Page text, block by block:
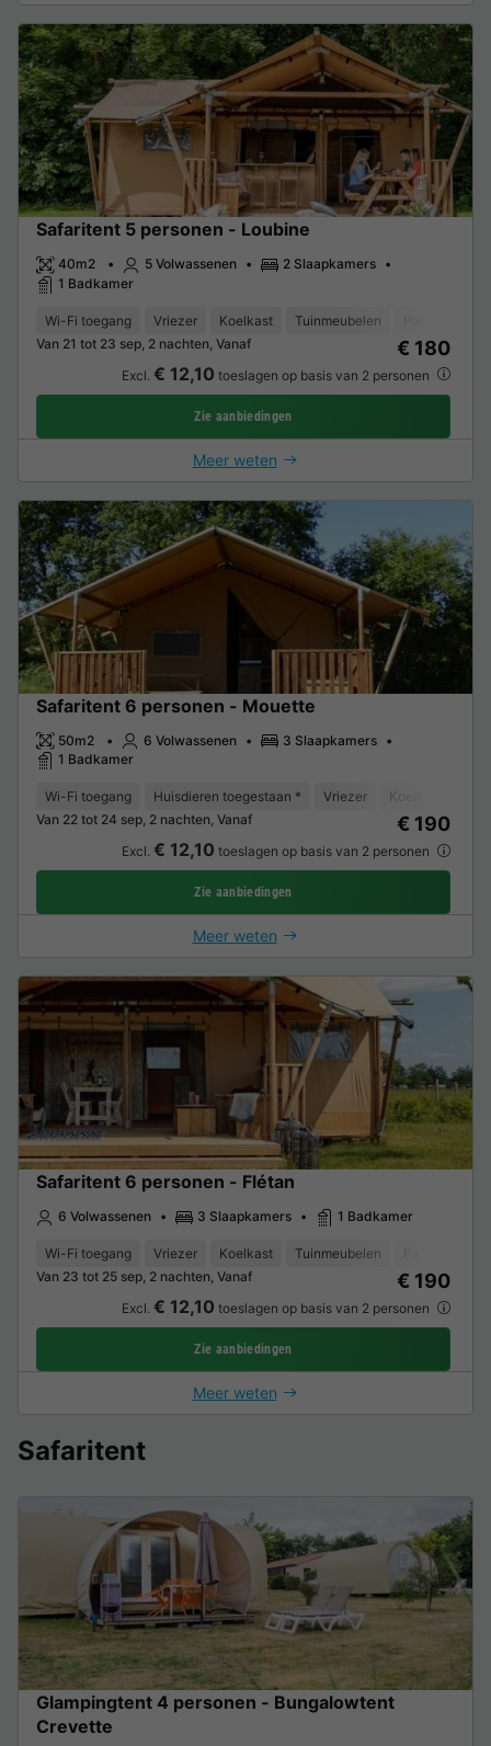
Safaritent 5 personen - Loubine
40m2 5 Volwassenen
2 Slaapkamers
1 Badkamer
Wi-Fi toegang Vriezer Koelkast Tuinmeubelen
Van 21 tot 23 sep, 2 nachten, Vanaf
€ 180
Excl. € 12,10 toeslagen op basis van 2 personen
Zie aanbiedingen
Meer weten
Safaritent 6 personen - Mouette
50m2 6 Volwassenen
3 Slaapkamers
1 Badkamer
Wi-Fi toegang Huisdieren toegestaan * Vriezer Koelkast
Van 22 tot 24 sep, 2 nachten, Vanaf
€ 190
Excl. € 12,10 toeslagen op basis van 2 personen
Zie aanbiedingen
Meer weten
Safaritent 6 personen - Flétan
6 Volwassenen 3 Slaapkamers 1 Badkamer
Wi-Fi toegang Vriezer Koelkast Tuinmeubelen
Van 23 tot 25 sep, 2 nachten, Vanaf
€ 190
Excl. € 12,10 toeslagen op basis van 2 personen
Zie aanbiedingen
Meer weten
Safaritent
Glampingtent 4 personen - Bungalowtent
Crevette